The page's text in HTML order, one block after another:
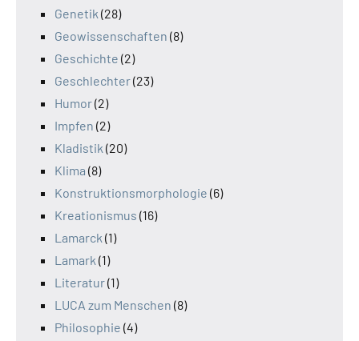
Genetik (28)
Geowissenschaften (8)
Geschichte (2)
Geschlechter(23)
Humor(2)
Impfen (2)
Kladistik (20)
Klima (8)
Konstruktionsmorphologie (6)
Kreationismus (16)
Lamarck (1)
Lamark (1)
Literatur(1)
LUCA zum Menschen (8)
Philosophie (4)